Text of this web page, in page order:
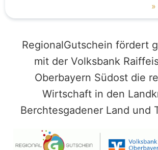
RegionalGutschein fördert
mit der Volksbank
Oberbayern Südost die
Wirtschaft in den
Berchtesgadener Land und